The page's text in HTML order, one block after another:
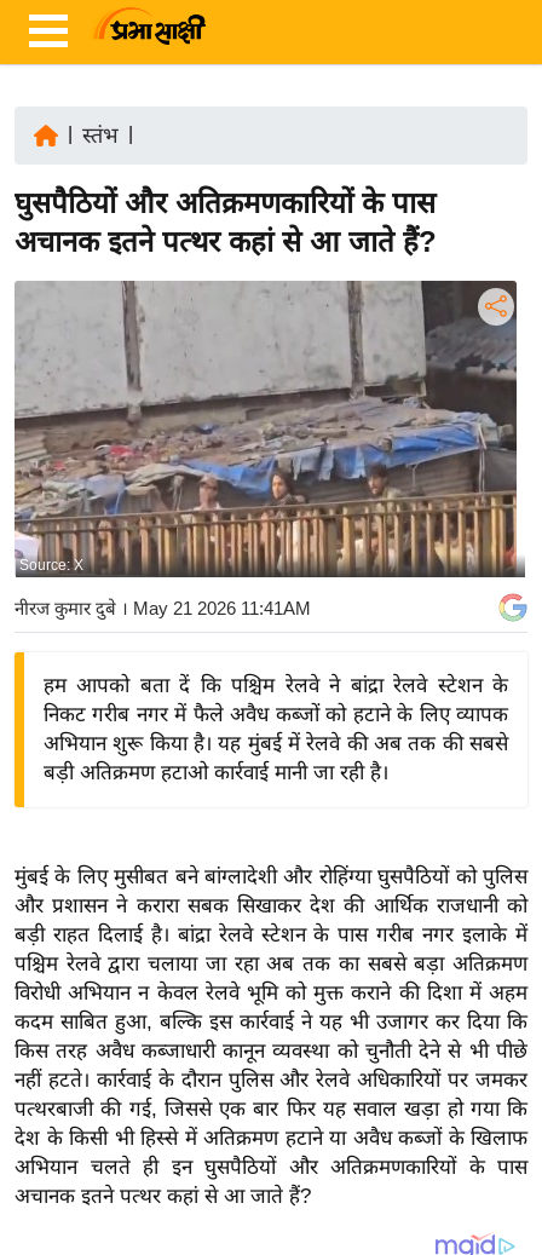
ज़ा
ख
रा
य
अं
त
र्रा
ष्ट्री
य
बि
ज़
द्यो
ग
त
वि
शे
ष
ज्ञ
रा
य
ब
ज
ट
स्तंभ
घुसपैठियों और अतिक्रमणकारियों के पास
अचानक इतने पत्थर कहां से आ जाते हैं?
Source: X
नीरज कुमार दुबे । May 21 2026 11:41AM
हम आपको बता दें कि पश्चिम रेलवे ने बांद्रा रेलवे स्टेशन के
निकट गरीब नगर में फैले अवैध कब्जों को हटाने के लिए व्यापक
अभियान शुरू किया है। यह मुंबई में रेलवे की अब तक की सबसे
बड़ी अतिक्रमण हटाओ कार्रवाई मानी जा रही है।
मुंबई के लिए मुसीबत बने बांग्लादेशी और रोहिंग्या घुसपैठियों को पुलिस
और प्रशासन ने करारा सबक सिखाकर देश की आर्थिक राजधानी को
बड़ी राहत दिलाई है। बांद्रा रेलवे स्टेशन के पास गरीब नगर इलाके में
पश्चिम रेलवे द्वारा चलाया जा रहा अब तक का सबसे बड़ा अतिक्रमण
विरोधी अभियान न केवल रेलवे भूमि को मुक्त कराने की दिशा में अहम
कदम साबित हुआ, बल्कि इस कार्रवाई ने यह भी उजागर कर दिया कि
किस तरह अवैध कब्जाधारी कानून व्यवस्था को चुनौती देने से भी पीछे
नहीं हटते। कार्रवाई के दौरान पुलिस और रेलवे अधिकारियों पर जमकर
पत्थरबाजी की गई, जिससे एक बार फिर यह सवाल खड़ा हो गया कि
देश के किसी भी हिस्से में अतिक्रमण हटाने या अवैध कब्जों के खिलाफ
अभियान चलते ही इन घुसपैठियों और अतिक्रमणकारियों के पास
अचानक इतने पत्थर कहां से आ जाते हैं?